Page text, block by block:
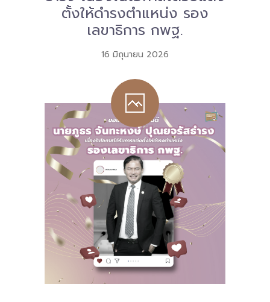
ตั้งให้ดำรงตำแหน่ง รอง
เลขาธิการ กพฐ.
16 มิถุนายน 2026